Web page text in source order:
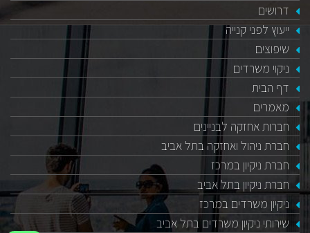
דרושים
ייעוץ לפני קנייה
שיפוצים
ניקוי משרדים
דף הבית
מאמרים
חברות אחזקה לבניינים
חברת ניהול ואחזקה בתל אביב
חברת ניקיון במרכז
חברת ניקיון בתל אביב
ניקיון משרדים במרכז
שירותי ניקיון משרדים בתל אביב